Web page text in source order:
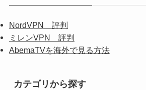
NordVPN 評判
ミレンVPN 評判
AbemaTVを海外で見る方法
カテゴリから探す